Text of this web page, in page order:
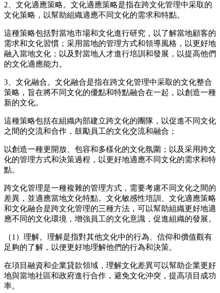
2、文化適應策略。文化適應策略是指在跨文化管理中采取的
文化策略 ， 以幫助組織適應不同文化的需求和特點。
這種策略包括對當地市場和文化進行研究 ， 以了解當地顧客的
需求和文化習慣 ； 采用當地的管理方式和領導風格 ， 以更好地
融入當地文化 ； 以及對當地人才進行培訓和發展 ， 以提高他們
的文化適應能力。
3、文化融合。文化融合是指在跨文化管理中采取的文化整合
策略 ， 旨在將不同文化的優點和特點融合在一起 ， 以創造一種
新的文化。
這種策略包括在組織內部建立跨文化的團隊 ， 以促進不同文化
之間的交流和合作，鼓勵員工的文化交流和融合；
以創造一種更開放、包容和多樣化的文化氛圍 ； 以及采用跨文
化的管理方式和決策過程 ， 以更好地適應不同文化的需求和特
點。
跨文化管理是一種複雜的管理方式 ， 需要考慮不同文化之間的
差異 ， 並適應當地文化特點。文化敏感性培訓、文化適應策略
和文化融合是跨文化管理的三種方法 ， 可以幫助組織更好地適
應不同的文化環境 ，增強 員工的文化意識 ， 促進組織的發展。
（1）理解。理解是指對其他文化中的行為、信仰和價值觀有
足夠的了解 ， 以便更好地理解他們的行為和決策。
在項目融資和企業貸款領域 ， 理解文化差異可以幫助企業更好
地與當地社區和政府進行合作 ， 避免文化沖突 ， 提高項目成功
率。